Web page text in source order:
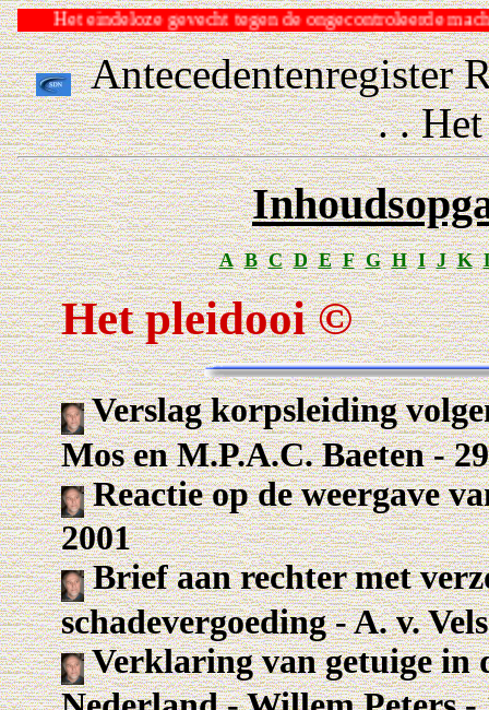
Het eindeloze gevecht tegen de ongecontroleerde
Antecedentenregister
. .
A B C D E F G H I J K
Het pleidooi ©
Verslag korpsleiding
Mos en M.P.A.C. Baeten -
Reactie op de weergave
2001
Brief aan rechter met
schadevergoeding - A. v.
Verklaring van getuige in